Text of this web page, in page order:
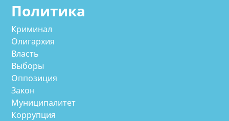
Политика
Криминал
Олигархия
Власть
Выборы
Оппозиция
Закон
Муниципалитет
Коррупция